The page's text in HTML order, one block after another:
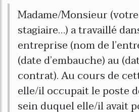
Madame/Monsieur
stagiaire…) a travaillé
entreprise (nom de
(date d’embauche) au
contrat). Au cours de
elle/il occupait le poste
sein duquel elle/il avait